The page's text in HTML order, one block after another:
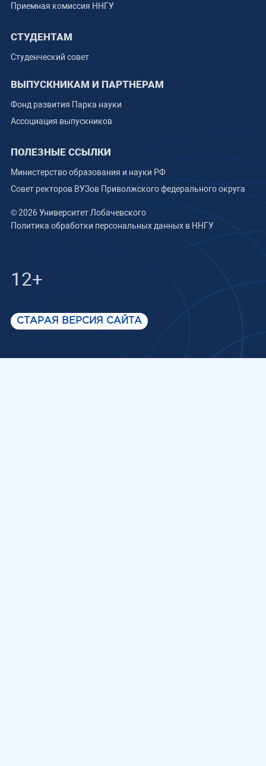
Приемная комиссия ННГУ
СТУДЕНТАМ
Студенческий совет
ВЫПУСКНИКАМ И ПАРТНЕРАМ
Фонд развития Парка науки
Ассоциация выпускников
ПОЛЕЗНЫЕ ССЫЛКИ
Министерство образования и науки РФ
Совет ректоров ВУЗов Приволжского федерального округа
© 2026 Университет Лобачевского
Политика обработки персональных данных в ННГУ
12+
СТАРАЯ ВЕРСИЯ САЙТА